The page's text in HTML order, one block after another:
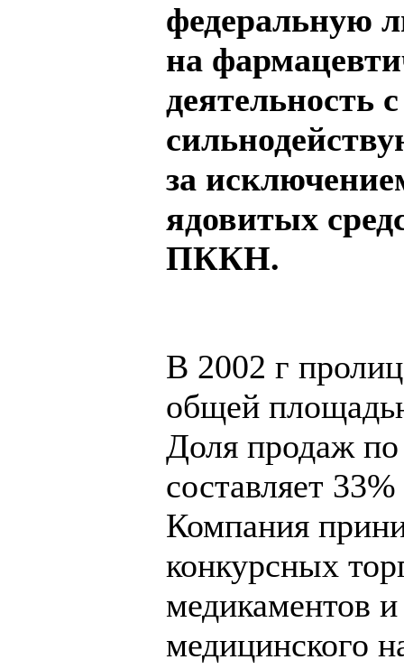
федеральную
на
деятельность
за
ядовитых
ПККН.
В 2002 г
общей
Доля продаж по
составляет
Компания
конкурсных
медикаментов
медицинского